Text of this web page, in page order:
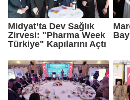
Midyat’ta Dev Sağlık
Zirvesi: "Pharma Week
Türkiye" Kapılarını Açtı